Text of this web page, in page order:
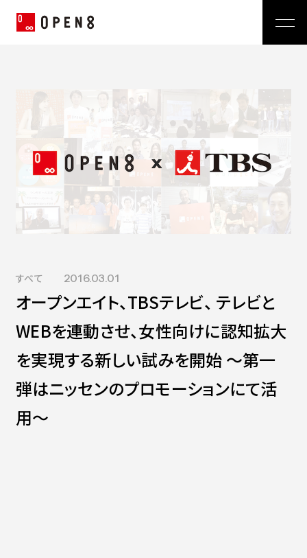
代表メッセージ
ミッション
経営メンバー
会社概要
News
プレスリリース
おしらせ
広報 BLOG
TECH BLOG
Service
Video BRAIN
Open BRAIN
Insight BRAIN
Technology
価値観
OPEN8のバリュー
社員インタビュー
福利厚生
募集職種
Sustainability
Contact
すべて 2016.03.01
オープンエイト、TBSテレビ、 テレビと
WEBを連動させ、女性向けに認知拡大
を実現する新しい試みを開始 ～第一
弾はニッセンのプロモーションにて活
用～